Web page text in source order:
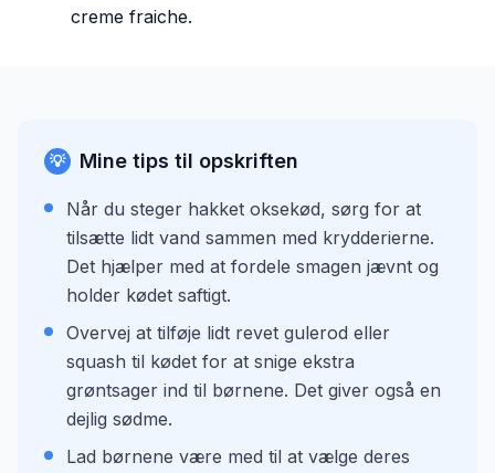
creme fraiche.
💡 Mine tips til opskriften
Når du steger hakket oksekød, sørg for at
tilsætte lidt vand sammen med krydderierne.
Det hjælper med at fordele smagen jævnt og
holder kødet saftigt.
Overvej at tilføje lidt revet gulerod eller
squash til kødet for at snige ekstra
grøntsager ind til børnene. Det giver også en
dejlig sødme.
Lad børnene være med til at vælge deres